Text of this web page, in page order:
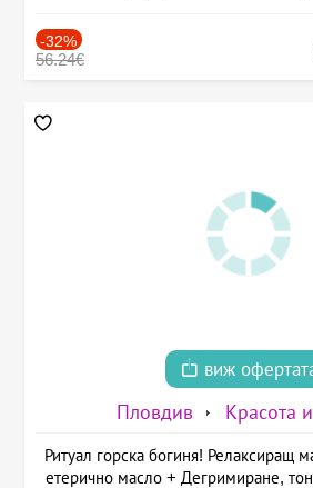
-32%
56.24€
виж
Пловдив Красота
Ритуал горска богиня! Релаксиращ
етерично масло + Дегримиране,